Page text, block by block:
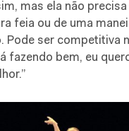
mas ela não
feia ou de uma
Pode ser competitiva
fazendo bem, eu